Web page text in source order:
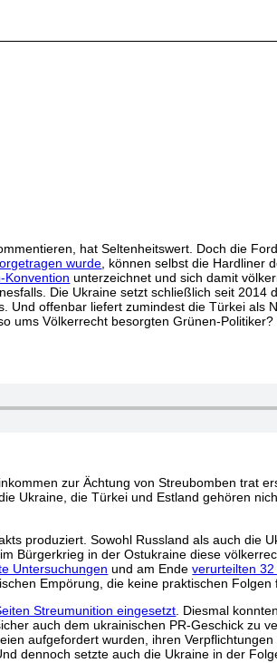
hat Seltenheitswert. Doch die
wurde , können selbst die Hardliner
Konvention unterzeichnet und sich damit
Die Ukraine setzt schließlich seit 2014
offenbar liefert zumindest die Türkei als
ums Völkerrecht besorgten Grünen-
zur Ächtung von Streubomben trat
Ukraine, die Türkei und Estland gehören
produziert. Sowohl Russland als auch die
Bürgerkrieg in der Ostukraine diese
Untersuchungen und am Endeverurteilten 32
Empörung, die keine praktischen Folgen
Streumunition eingesetzt . Diesmal
auch dem ukrainischen PR-Geschick zu
aufgefordert wurden, ihren
dennoch setzte auch die Ukraine in der